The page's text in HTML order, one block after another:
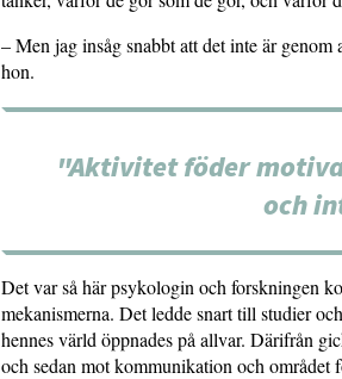
– Men jag insåg snabbt att det inte är
hon.
"Aktivitet föder
och
Det var så här psykologin och forskningen
mekanismerna. Det ledde snart till studier
hennes värld öppnades på allvar. Därifrån
och sedan mot kommunikation och området